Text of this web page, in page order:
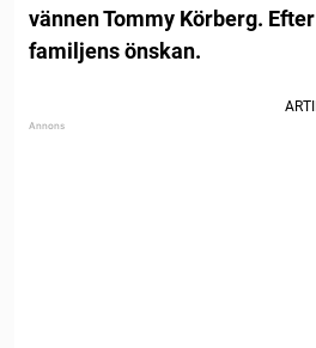
vännen Tommy Körberg.
familjens önskan.